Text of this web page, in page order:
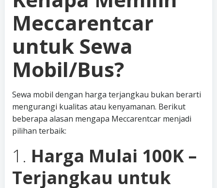
Meccarentcar
untuk Sewa
Mobil/Bus?
Sewa mobil dengan harga terjangkau bukan berarti
mengurangi kualitas atau kenyamanan. Berikut
beberapa alasan mengapa Meccarentcar menjadi
pilihan terbaik:
1. Harga Mulai 100K –
Terjangkau untuk